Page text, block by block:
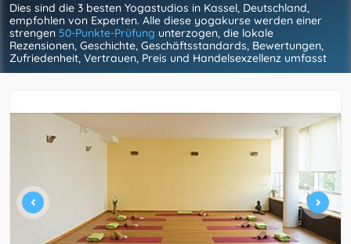
Dies sind die 3 besten Yogastudios in Kassel, Deutschland,
empfohlen von Experten. Alle diese yogakurse werden einer
strengen 50-Punkte-Prüfung unterzogen, die lokale
Rezensionen, Geschichte, Geschäftsstandards, Bewertungen,
Zufriedenheit, Vertrauen, Preis und Handelsexzellenz umfasst